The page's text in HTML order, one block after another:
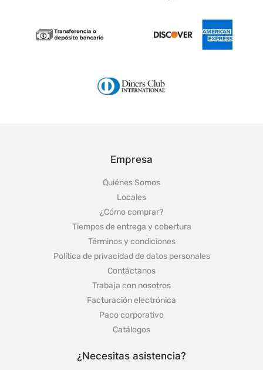
Empresa
Quiénes Somos
Locales
¿Cómo comprar?
Tiempos de entrega y cobertura
Términos y condiciones
Política de privacidad de datos personales
Contáctanos
Trabaja con nosotros
Facturación electrónica
Paco corporativo
Catálogos
¿Necesitas asistencia?